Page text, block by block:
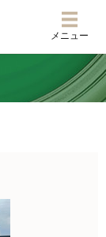
メニ
メニュー